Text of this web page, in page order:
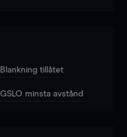
Blankning tillåtet
GSLO minsta avstånd